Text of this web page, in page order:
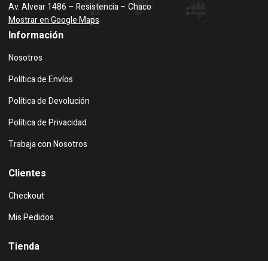
Av. Alvear 1486 – Resistencia – Chaco
Mostrar en Google Maps
Información
Nosotros
Política de Envíos
Política de Devolución
Política de Privacidad
Trabaja con Nosotros
Clientes
Checkout
Mis Pedidos
Tienda